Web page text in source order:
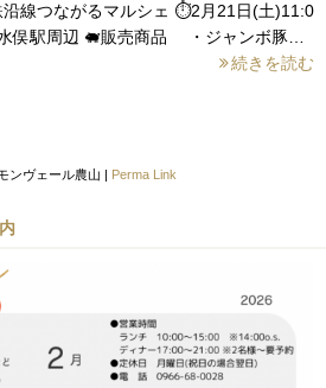
線つながるマルシェ ⏱2月21日(土)11:0
俣駅周辺 🐖販売商品 ・ジャンボ豚…
続きを読む
ンヴェール農山 | Perma Link